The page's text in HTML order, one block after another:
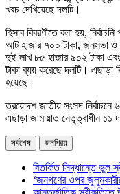
খরচ দেখিয়েছে দলটি।
হিসাব বিবরণীতে বলা হয়,
আট হাজার ৭০০ টাকা, জনসভা ও
দুই লাখ ৮৫ হাজার ৯০২ টাকা
টাকা ব্যয় করেছে দলটি। এছাড়া
হয়েছে।
ত্রয়োদশ জাতীয় সংসদ নির্বাচনে
এছাড়া জামায়াত নেতৃত্বাধীন
সর্বশেষ জনপ্রিয়
বিতর্কিত সিদ্ধান্তে ভুল
‘জনগণের ওপর